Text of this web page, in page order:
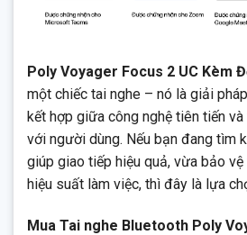
Poly Voyager Focus 2 UC Kèm
một chiếc tai nghe – nó là giải
kết hợp giữa công nghệ tiên tiến
với người dùng. Nếu bạn đang tìm
giúp giao tiếp hiệu quả, vừa bảo
hiệu suất làm việc, thì đây là lựa
Mua Tai nghe Bluetooth Poly